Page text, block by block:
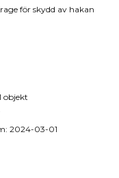
för skydd av hakan
objekt
2024-03-01